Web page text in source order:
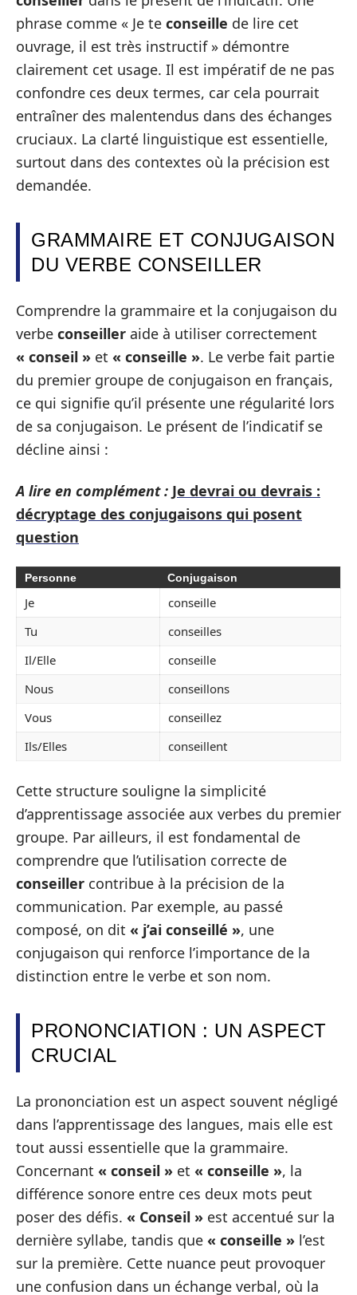
phrase comme « Je te conseille de lire cet
ouvrage, il est très instructif » démontre
clairement cet usage. Il est impératif de ne pas
confondre ces deux termes, car cela pourrait
entraîner des malentendus dans des échanges
cruciaux. La clarté linguistique est essentielle,
surtout dans des contextes où la précision est
demandée.
GRAMMAIRE ET CONJUGAISON
DU VERBE CONSEILLER
Comprendre la grammaire et la conjugaison du
verbe conseiller aide à utiliser correctement
« conseil » et « conseille ». Le verbe fait partie
du premier groupe de conjugaison en français,
ce qui signifie qu’il présente une régularité lors
de sa conjugaison. Le présent de l’indicatif se
décline ainsi :
A lire en complément : Je devrai ou devrais :
décryptage des conjugaisons qui posent
question
Personne Conjugaison
Je
conseille
Tu
conseilles
Il/Elle
conseille
Nous
conseillons
Vous
conseillez
Ils/Elles
conseillent
Cette structure souligne la simplicité
d’apprentissage associée aux verbes du premier
groupe. Par ailleurs, il est fondamental de
comprendre que l’utilisation correcte de
conseiller contribue à la précision de la
communication. Par exemple, au passé
composé, on dit « j’ai conseillé », une
conjugaison qui renforce l’importance de la
distinction entre le verbe et son nom.
PRONONCIATION : UN ASPECT
CRUCIAL
La prononciation est un aspect souvent négligé
dans l’apprentissage des langues, mais elle est
tout aussi essentielle que la grammaire.
Concernant « conseil » et « conseille », la
différence sonore entre ces deux mots peut
poser des défis. « Conseil » est accentué sur la
dernière syllabe, tandis que « conseille » l’est
sur la première. Cette nuance peut provoquer
une confusion dans un échange verbal, où la